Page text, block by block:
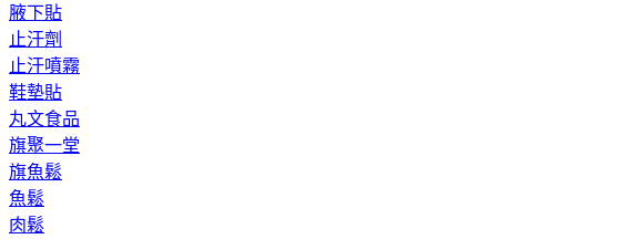
腋下貼
止汗劑
止汗噴霧
鞋墊貼
丸文食品
旗聚一堂
旗魚鬆
魚鬆
肉鬆